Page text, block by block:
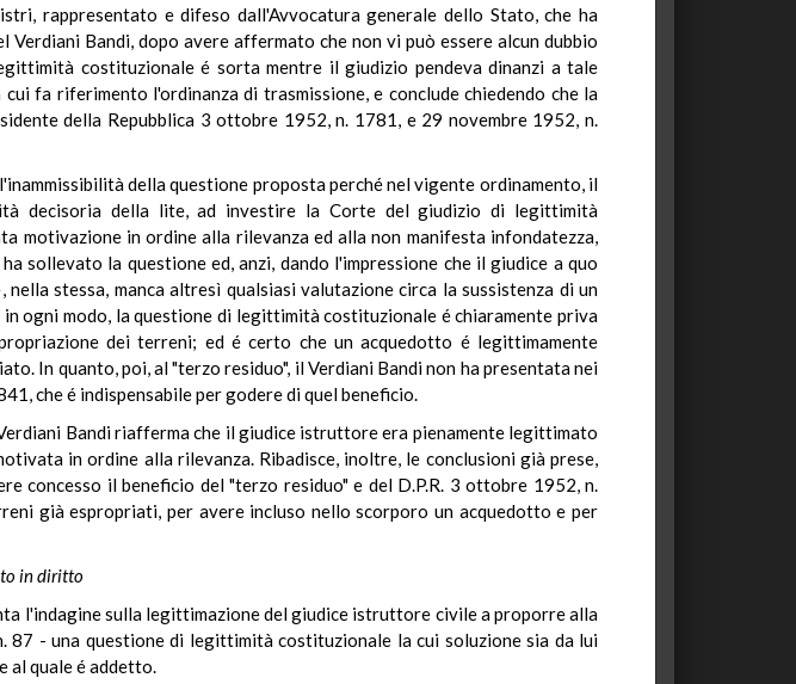
rappresentato e difeso dall'Avvocatura generale dello Stato, che ha
Bandi, dopo avere affermato che non vi può essere alcun dubbio
costituzionale é sorta mentre il giudizio pendeva dinanzi a tale
fa riferimento l'ordinanza di trasmissione, e conclude chiedendo che la
della Repubblica 3 ottobre 1952, n. 1781, e 29 novembre 1952, n.
della questione proposta perché nel vigente ordinamento, il
decisoria della lite, ad investire la Corte del giudizio di legittimità
motivazione in ordine alla rilevanza ed alla non manifesta infondatezza,
sollevato la questione ed, anzi, dando l'impressione che il giudice a quo
stessa, manca altresì qualsiasi valutazione circa la sussistenza di un
ogni modo, la questione di legittimità costituzionale é chiaramente priva
dei terreni; ed é certo che un acquedotto é legittimamente
In quanto, poi, al "terzo residuo", il Verdiani Bandi non ha presentata nei
che é indispensabile per godere di quel beneficio.
Bandi riafferma che il giudice istruttore era pienamente legittimato
in ordine alla rilevanza. Ribadisce, inoltre, le conclusioni già prese,
concesso il beneficio del "terzo residuo" e del D.P.R. 3 ottobre 1952, n.
già espropriati, per avere incluso nello scorporo un acquedotto e per
in diritto
l'indagine sulla legittimazione del giudice istruttore civile a proporre alla
- una questione di legittimità costituzionale la cui soluzione sia da lui
al quale é addetto.